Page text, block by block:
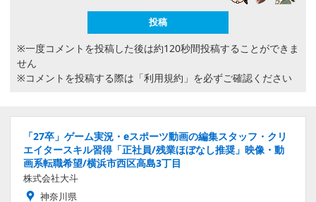
※一度コメントを投稿した後は約120秒間投稿することができま
せん
※コメントを投稿する際は 「利用規約」 を必ずご確認ください
「27卒」ゲーム実況・eスポーツ動画の編集スタッフ・クリ
エイタースキル習得「正社員/残業ほぼなし推奨」映像・動
画系転職希望/横浜市西区高島3丁目
株式会社大斗
神奈川県